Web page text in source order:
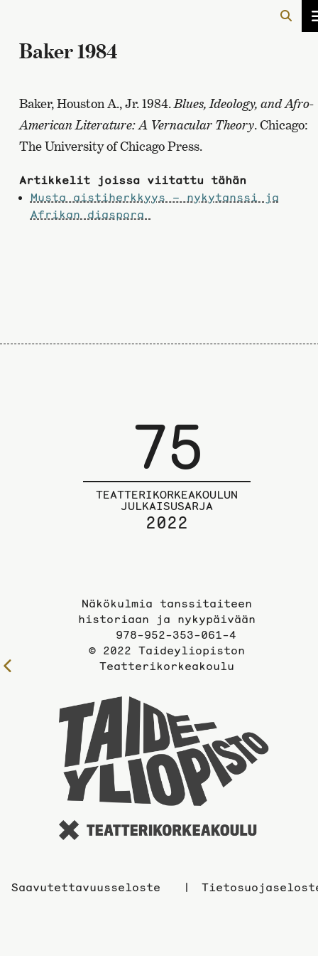
Baker 1984
Baker, Houston A., Jr. 1984. Blues, Ideology, and Afro-
American Literature: A Vernacular Theory. Chicago:
The University of Chicago Press.
Artikkelit joissa viitattu tähän
Musta aistiherkkyys – nykytanssi ja
Afrikan diaspora
75
TEATTERIKORKEAKOULUN
JULKAISUSARJA
2022
Näkökulmia tanssitaiteen
historiaan ja nykypäivään
978-952-353-061-4
© 2022 Taideyliopiston
Teatterikorkeakoulu
Saavutettavuusseloste